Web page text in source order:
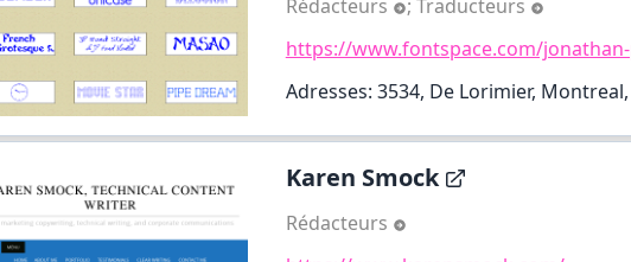
Rédacteurs ; Traducteurs
https://www.fontspace.com/
Adresses: 3534, De Lorimier,
Karen Smock
Rédacteurs